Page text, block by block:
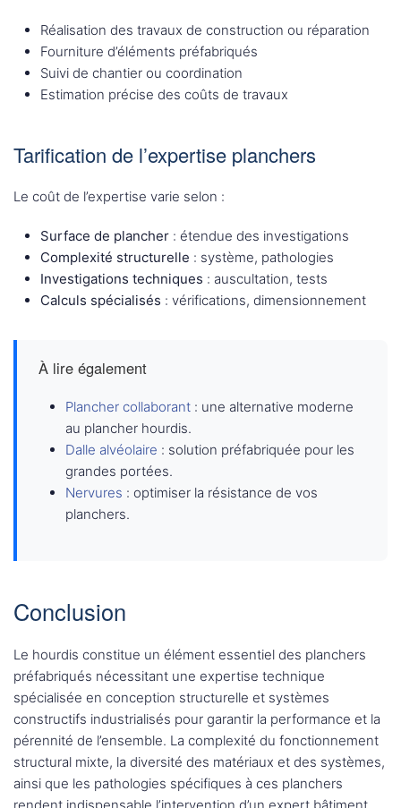
Réalisation des travaux de construction ou réparation
Fourniture d’éléments préfabriqués
Suivi de chantier ou coordination
Estimation précise des coûts de travaux
Tarification de l’expertise planchers
Le coût de l’expertise varie selon :
Surface de plancher : étendue des investigations
Complexité structurelle : système, pathologies
Investigations techniques : auscultation, tests
Calculs spécialisés : vérifications, dimensionnement
À lire également
Plancher collaborant : une alternative moderne
au plancher hourdis.
Dalle alvéolaire : solution préfabriquée pour les
grandes portées.
Nervures : optimiser la résistance de vos
planchers.
Conclusion
Le hourdis constitue un élément essentiel des planchers
préfabriqués nécessitant une expertise technique
spécialisée en conception structurelle et systèmes
constructifs industrialisés pour garantir la performance et la
pérennité de l’ensemble. La complexité du fonctionnement
structural mixte, la diversité des matériaux et des systèmes,
ainsi que les pathologies spécifiques à ces planchers